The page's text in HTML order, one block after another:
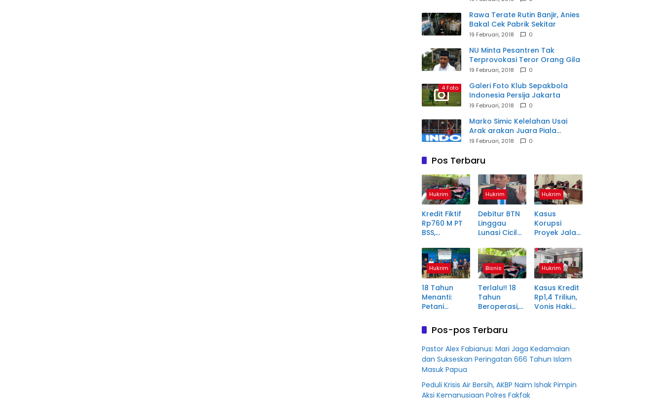
Rawa Terate Rutin Banjir, Anies
Bakal Cek Pabrik Sekitar
19 Februari, 2018 0
NU Minta Pesantren Tak
Terprovokasi Teror Orang Gila
19 Februari, 2018 0
4 Foto
Galeri Foto Klub Sepakbola
Indonesia Persija Jakarta
19 Februari, 2018 0
Marko Simic Kelelahan Usai
Arak arakan Juara Piala
Presiden
19 Februari, 2018 0
Pos Terbaru
Hukrim
Kredit Fiktif
Rp760 M PT
BSS,
Derita Petani
Plasma
Muratara
Hukrim
Debitur BTN
Linggau
Lunasi Cicilan
Lalu, SHM Tak
Kunjung
Diserahkan
Hukrim
Kasus
Korupsi
Proyek Jalan
di
Pagaralam
Memasuki
Babak Akhir,
Enam
Terdakwa
Dituntut 2,5
Hukrim
18 Tahun
Menanti:
Petani
Aringin Jadi
Korban
Kredit Fiktif
Rp760 M PT
BSS
Bisnis
Terlalu!! 18
Tahun
Beroperasi,
Diduga
Fiktifkan
Lahan Petani
Plasma Desa
Aringin
Hukrim
Kasus Kredit
Rp1,4 Triliun,
Vonis Hakim
Pos-pos Terbaru
Pastor Alex Fabianus: Mari Jaga Kedamaian
dan Sukseskan Peringatan 666 Tahun Islam
Masuk Papua
Peduli Krisis Air Bersih, AKBP Naim Ishak Pimpin
Aksi Kemanusiaan Polres Fakfak